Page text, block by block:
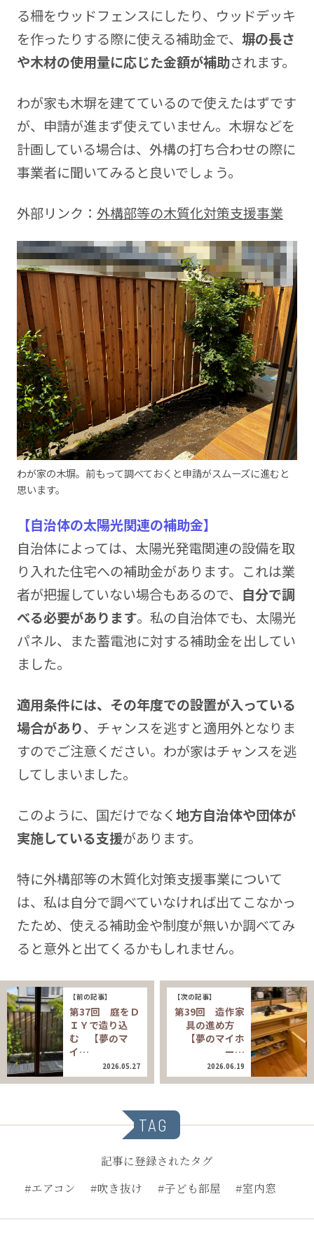
る柵をウッドフェンスにしたり、ウッドデッキ
を作ったりする際に使える補助金で、 塀の長さ
や木材の使用量に応じた金額が補助されます。
わが家も木塀を建てているので使えたはずです
が、申請が進まず使えていません。木塀などを
計画している場合は、外構の打ち合わせの際に
事業者に聞いてみると良いでしょう。
外部リンク： 外構部等の木質化対策支援事業
わが家の木塀。前もって調べておくと申請がスムーズに進むと
思います。
【自治体の太陽光関連の補助金】
自治体によっては、太陽光発電関連の設備を取
り入れた住宅への補助金があります。これは業
者が把握していない場合もあるので、 自分で調
べる必要があります。私の自治体でも、太陽光
パネル、また蓄電池に対する補助金を出してい
ました。
適用条件には、その年度での設置が入っている
場合があり、チャンスを逃すと適用外となりま
すのでご注意ください。わが家はチャンスを逃
してしまいました。
このように、国だけでなく地方自治体や団体が
実施している支援があります。
特に外構部等の木質化対策支援事業について
は、私は自分で調べていなければ出てこなかっ
たため、使える補助金や制度が無いか調べてみ
ると意外と出てくるかもしれません。
【前の記事】
第37回 庭をＤ
ＩＹで造り込
む 【夢のマ
イ…
2026.05.27
【次の記事】
第39回 造作家
具の進め方
【夢のマイホ
ー…
2026.06.19
TAG
記事に登録されたタグ
#エアコン
#吹き抜け #子ども部屋 #室内窓